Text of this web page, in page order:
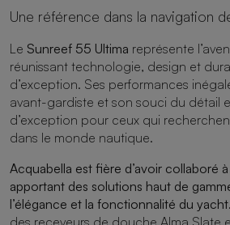
Une référence dans la navigation
Le Sunreef 55 Ultima représente
réunissant technologie, design et
d’exception. Ses performances
avant-gardiste et son souci du détail
d’exception pour ceux qui
dans le monde nautique.
Acquabella est fière d’avoir collaboré
apportant des solutions haut de
l’élégance et la fonctionnalité du yacht.